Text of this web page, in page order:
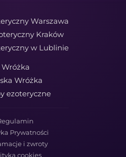
Warszawa
Kraków
w Lublinie
Wróżka
Wróżka
ezoteryczne
Prywatności
i zwroty
cookies